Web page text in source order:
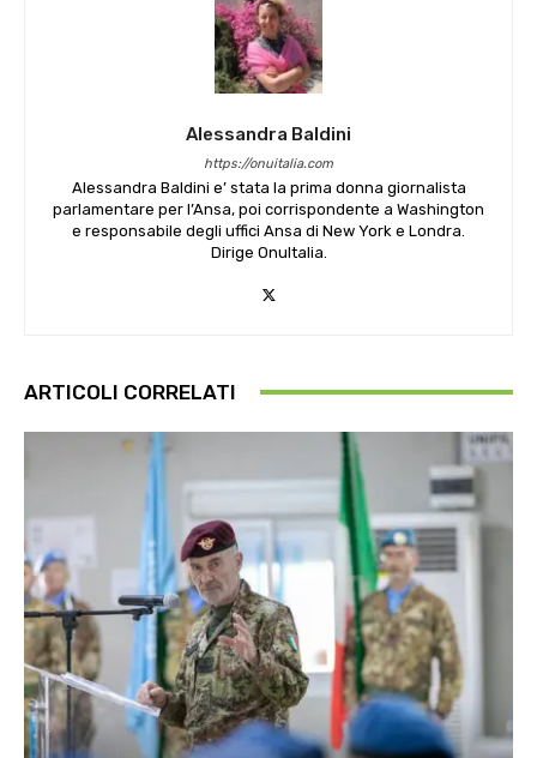
Alessandra Baldini
https://onuitalia.com
Alessandra Baldini e’ stata la prima donna giornalista
parlamentare per l’Ansa, poi corrispondente a Washington
e responsabile degli uffici Ansa di New York e Londra.
Dirige OnuItalia.
ARTICOLI CORRELATI